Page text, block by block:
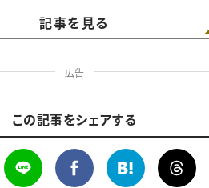
記事を見る
広告
この記事をシェアする